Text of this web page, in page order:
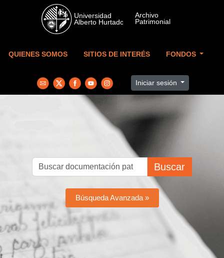
Skip to main content
QUIENES SOMOS SITIOS DE INTERÉS FONDOS
Iniciar sesión
Buscar
Búsqueda Avanzada »